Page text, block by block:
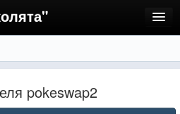
pokeswap2